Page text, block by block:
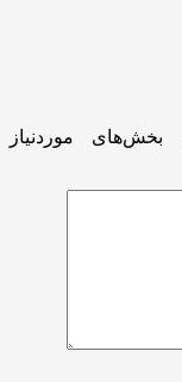
بخش‌های موردنیاز